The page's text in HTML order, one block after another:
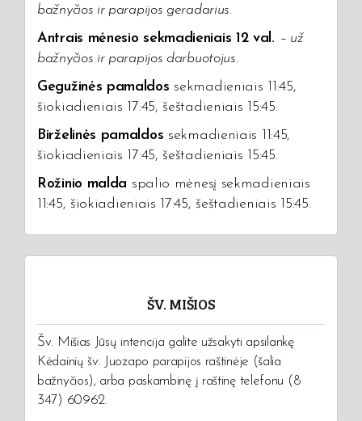
bažnyčios ir parapijos geradarius.
Antrais mėnesio sekmadieniais 12 val. – už
bažnyčios ir parapijos darbuotojus.
Gegužinės pamaldos sekmadieniais 11:45,
šiokiadieniais 17:45, šeštadieniais 15:45.
Birželinės pamaldos sekmadieniais 11:45,
šiokiadieniais 17:45, šeštadieniais 15:45.
Rožinio malda spalio mėnesį sekmadieniais
11:45, šiokiadieniais 17:45, šeštadieniais 15:45.
ŠV. MIŠIOS
Šv. Mišias Jūsų intencija galite užsakyti apsilankę
Kėdainių šv. Juozapo parapijos raštinėje (šalia
bažnyčios), arba paskambinę į raštinę telefonu (8
347) 60962.